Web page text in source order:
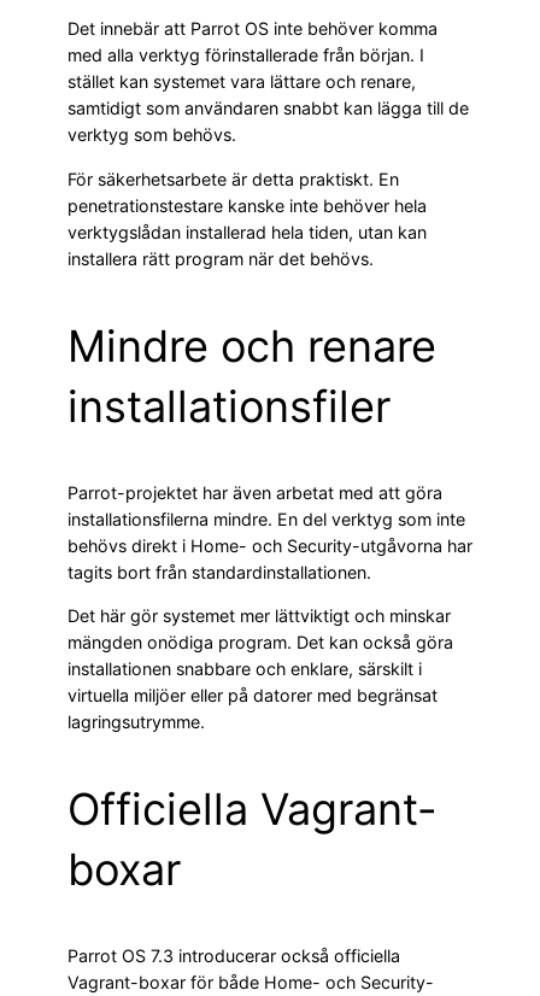
Det innebär att Parrot OS inte behöver komma
med alla verktyg förinstallerade från början. I
stället kan systemet vara lättare och renare,
samtidigt som användaren snabbt kan lägga till de
verktyg som behövs.
För säkerhetsarbete är detta praktiskt. En
penetrationstestare kanske inte behöver hela
verktygslådan installerad hela tiden, utan kan
installera rätt program när det behövs.
Mindre och renare
installationsfiler
Parrot-projektet har även arbetat med att göra
installationsfilerna mindre. En del verktyg som inte
behövs direkt i Home- och Security-utgåvorna har
tagits bort från standardinstallationen.
Det här gör systemet mer lättviktigt och minskar
mängden onödiga program. Det kan också göra
installationen snabbare och enklare, särskilt i
virtuella miljöer eller på datorer med begränsat
lagringsutrymme.
Officiella Vagrant-
boxar
Parrot OS 7.3 introducerar också officiella
Vagrant-boxar för både Home- och Security-